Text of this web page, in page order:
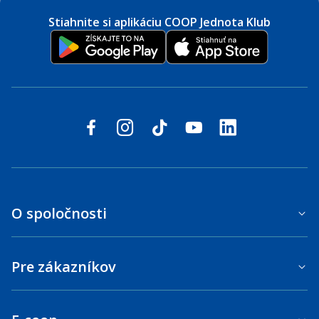
Stiahnite si aplikáciu COOP Jednota Klub
Sledujte nás na sociálnych sieťach
facebookinstagram
tiktok youtubelinkedin
O spoločnosti
Pre zákazníkov